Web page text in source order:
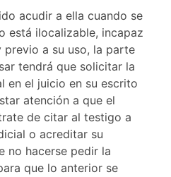
acudir a ella cuando se
está ilocalizable, incapaz
a su uso, la parte
tendrá que solicitar la
en el juicio en su escrito
atención a que el
de citar al testigo a
o acreditar su
no hacerse pedir la
que lo anterior se